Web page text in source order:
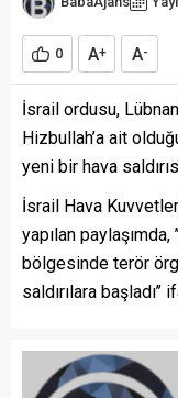
0 A+ A-
İsrail ordusu,
Hizbullah’a ait
yeni bir hava
İsrail Hava
yapılan paylaşımda,
bölgesinde terör
saldırılara başladı’’